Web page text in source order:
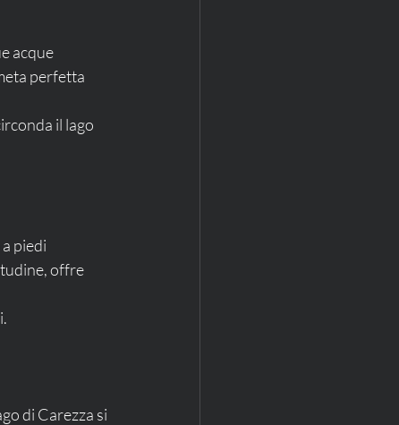
acque
perfetta
il lago
piedi
offre
di Carezza si